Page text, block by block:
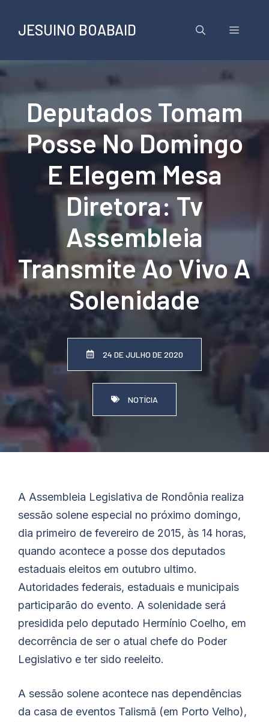
conteúdo
JESUINO BOABAID Menu
Deputados Tomam
Posse No Domingo
E Elegem Mesa
Diretora: Tv
Assembleia
Transmite Ao Vivo A
Solenidade
24 DE JULHO DE 2020
NOTÍCIA
A Assembleia Legislativa de Rondônia realiza
sessão solene especial no próximo domingo,
dia primeiro de fevereiro de 2015, às 14 horas,
quando acontece a posse dos deputados
estaduais eleitos em outubro ultimo.
Autoridades federais, estaduais e municipais
participarão do evento. A solenidade será
presidida pelo deputado Hermínio Coelho, em
decorrência de ser o atual chefe do Poder
Legislativo e ter sido reeleito.
A sessão solene acontece nas dependências
da casa de eventos Talismã (em Porto Velho),